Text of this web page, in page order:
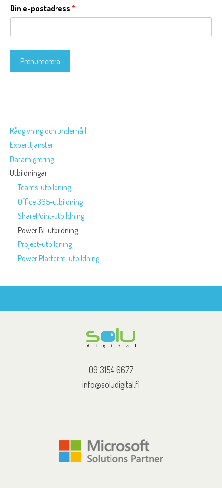
Din e-postadress *
Prenumerera
Rådgivning och underhåll
Experttjänster
Datamigrering
Utbildningar
Teams-utbildning
Office 365-utbildning
SharePoint-utbildning
Power BI-utbildning
Project-utbildning
Power Platform-utbildning
09 3154 6677
info@soludigital.fi